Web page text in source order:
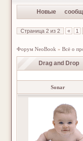
Новые
Страница 2 из 2 « 1
Форум NeoBook » Всё о
Drag and Drop
Sonar